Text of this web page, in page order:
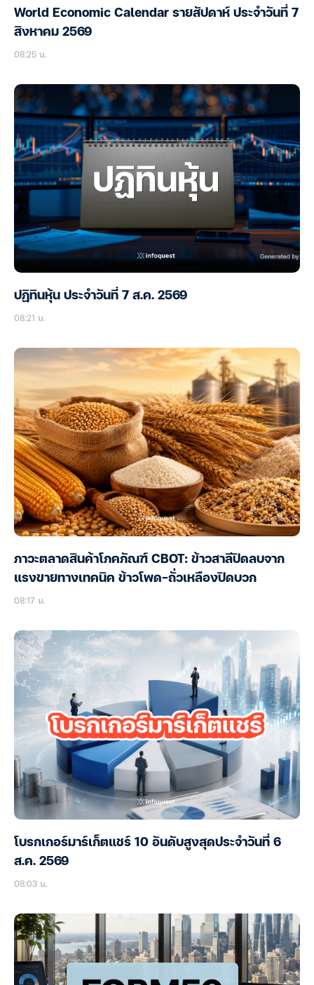
World Economic Calendar รายสัปดาห์ ประจำวันที่ 7
สิงหาคม 2569
08:25 น.
ปฏิทินหุ้น ประจำวันที่ 7 ส.ค. 2569
08:21 น.
ภาวะตลาดสินค้าโภคภัณฑ์ CBOT: ข้าวสาลีปิดลบจาก
แรงขายทางเทคนิค ข้าวโพด-ถั่วเหลืองปิดบวก
08:17 น.
โบรกเกอร์มาร์เก็ตแชร์ 10 อันดับสูงสุดประจำวันที่ 6
ส.ค. 2569
08:03 น.